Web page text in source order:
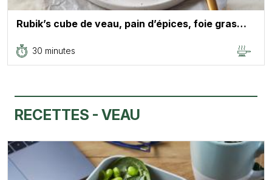
Rubik’s cube de veau, pain d’épices, foie gras…
30 minutes
RECETTES - VEAU